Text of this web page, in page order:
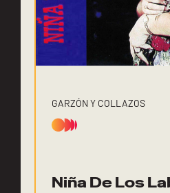
GARZÓN Y COLLAZOS
Niña De Los